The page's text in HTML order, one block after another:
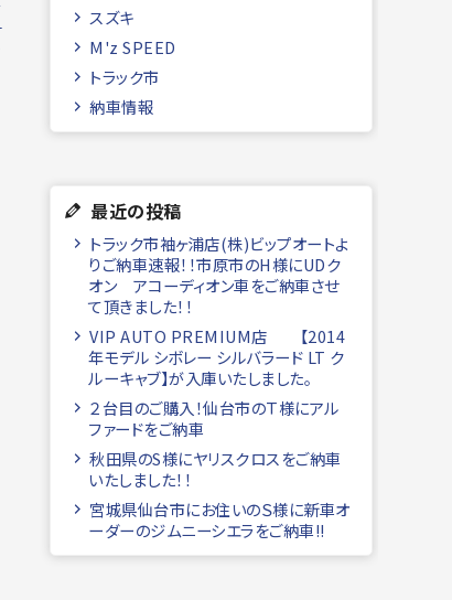
スズキ
M'z SPEED
トラック市
納車情報
最近の投稿
トラック市袖ヶ浦店(株)ビップオートよ
りご納車速報！！市原市のH様にUDク
オン アコーディオン車をご納車させ
て頂きました！！
VIP AUTO PREMIUM店 【2014
年モデル シボレー シルバラード LT ク
ルーキャブ】が入庫いたしました。
２台目のご購入！仙台市のＴ様にアル
ファードをご納車
秋田県のS様にヤリスクロスをご納車
いたしました！！
宮城県仙台市にお住いのＳ様に新車オ
ーダーのジムニーシエラをご納車!!